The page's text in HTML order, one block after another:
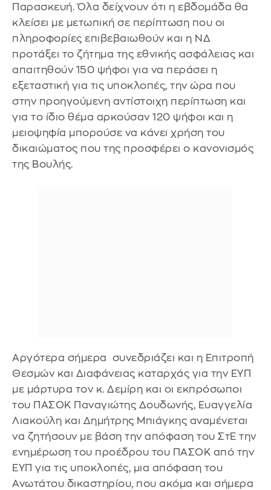
Παρασκευή. Όλα δείχνουν ότι η εβδομάδα θα
κλείσει με μετωπική σε περίπτωση που οι
πληροφορίες επιβεβαιωθούν και η ΝΔ
προτάξει το ζήτημα της εθνικής ασφάλειας και
απαιτηθούν 150 ψήφοι για να περάσει η
εξεταστική για τις υποκλοπές, την ώρα που
στην προηγούμενη αντίστοιχη περίπτωση και
για το ίδιο θέμα αρκούσαν 120 ψήφοι και η
μειοψηφία μπορούσε να κάνει χρήση του
δικαιώματος που της προσφέρει ο κανονισμός
της Βουλής.
Αργότερα σήμερα συνεδριάζει και η Επιτροπή
Θεσμών και Διαφάνειας καταρχάς για την ΕΥΠ
με μάρτυρα τον κ. Δεμίρη και οι εκπρόσωποι
του ΠΑΣΟΚ Παναγιώτης Δουδωνής, Ευαγγελία
Λιακούλη και Δημήτρης Μπιάγκης αναμένεται
να ζητήσουν με βάση την απόφαση του ΣτΕ την
ενημέρωση του προέδρου του ΠΑΣΟΚ από την
ΕΥΠ για τις υποκλοπές, μια απόφαση του
Ανωτάτου δικαστηρίου, που ακόμα και σήμερα